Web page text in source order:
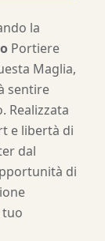
la
Portiere
Maglia,
sentire
Realizzata
e libertà di
dal
di
tuo